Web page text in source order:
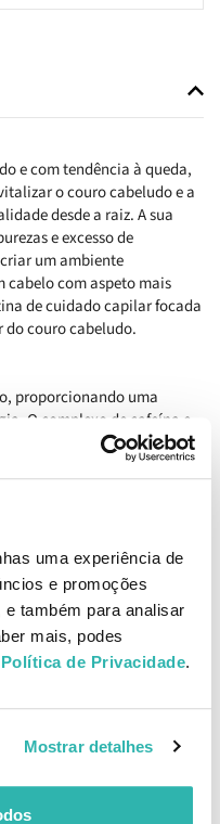
uma experiência de
e promoções
também para analisar
mais, podes
Política de Privacidade.
Mostrar detalhes
e com tendência à queda,
o couro cabeludo e a
desde a raiz. A sua
e excesso de
um ambiente
cabelo com aspeto mais
de cuidado capilar focada
do couro cabeludo.
proporcionando uma
O complexo de cafeína e
enquanto os
o equilíbrio do
da queda associada à
molhados, massajar
minutos e enxaguar
Cocamidopropyl
Menthyl
Sodium Benzoate,